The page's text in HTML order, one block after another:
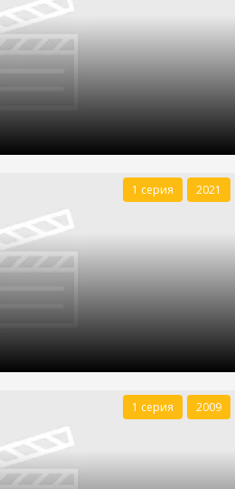
1 серия 2021
1 серия 2009